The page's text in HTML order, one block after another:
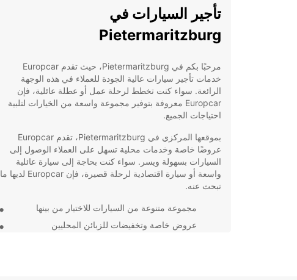
تأجير السيارات في
Pietermaritzburg
مرحبًا بكم في Pietermaritzburg، حيث تقدم Europcar
خدمات تأجير سيارات عالية الجودة للعملاء في هذه الوجهة
الرائعة. سواء كنت تخطط لرحلة عمل أو عطلة عائلية، فإن
Europcar معروفة بتوفير مجموعة واسعة من الخيارات لتلبية
احتياجات الجميع.
بموقعها المركزي في Pietermaritzburg، تقدم Europcar
عروضًا خاصة وخدمات محلية تسهل على العملاء الوصول إلى
السيارات بسهولة ويسر. سواء كنت بحاجة إلى سيارة عائلية
واسعة أو سيارة اقتصادية لرحلة قصيرة، فإن Europcar لديها ما
تبحث عنه.
مجموعة متنوعة من السيارات للاختيار من بينها
عروض خاصة وتخفيضات للزبائن المحليين